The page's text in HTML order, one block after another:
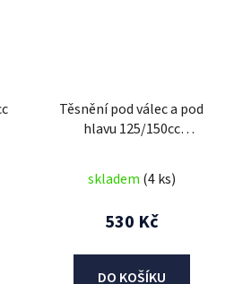
Těsnění pod válec a pod
hlavu 125/150cc
skladem (4 ks)
530 Kč
DO KOŠÍKU